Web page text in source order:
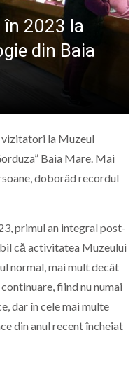
în 2023 la
din Baia
vizitatori la Muzeul
Baia Mare. Mai
doborâd recordul
primul an integral post-
că activitatea Muzeului
normal, mai mult decât
fiind nu numai
dar în cele mai multe
din anul recent încheiat